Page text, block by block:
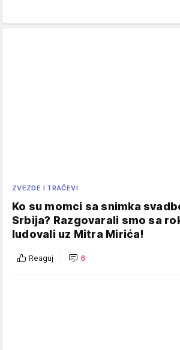
ZVEZDE I TRAČEVI
Ko su momci sa snimka
Srbija? Razgovarali smo sa
ludovali uz Mitra Mirića!
Reaguj 6